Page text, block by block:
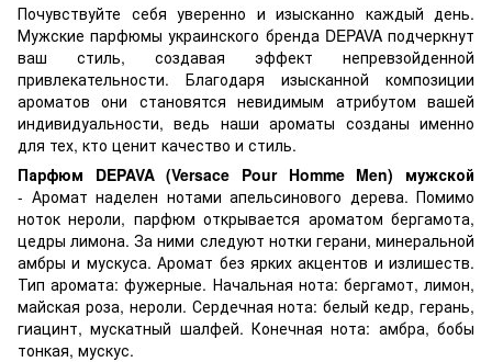
Почувствуйте себя уверенно и изысканно каждый день.
Мужские парфюмы украинского бренда DEPAVA подчеркнут
ваш стиль, создавая эффект непревзойденной
привлекательности. Благодаря изысканной композиции
ароматов они становятся невидимым атрибутом вашей
индивидуальности, ведь наши ароматы созданы именно
для тех, кто ценит качество и стиль.
Парфюм DEPAVA (Versace Pour Homme Men) мужской
- Аромат наделен нотами апельсинового дерева. Помимо
ноток нероли, парфюм открывается ароматом бергамота,
цедры лимона. За ними следуют нотки герани, минеральной
амбры и мускуса. Аромат без ярких акцентов и излишеств.
Тип аромата: фужерные. Начальная нота: бергамот, лимон,
майская роза, нероли. Сердечная нота: белый кедр, герань,
гиацинт, мускатный шалфей. Конечная нота: амбра, бобы
тонкая, мускус.